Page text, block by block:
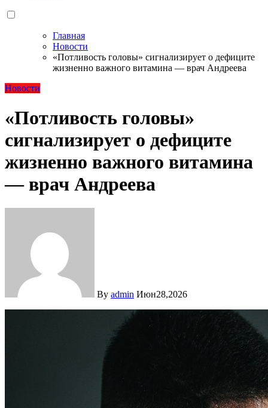
Главная
Новости
«Потливость головы» сигнализирует о дефиците
жизненно важного витамина — врач Андреева
Новости
«Потливость головы»
сигнализирует о дефиците
жизненно важного витамина
— врач Андреева
By admin Июн28,2026